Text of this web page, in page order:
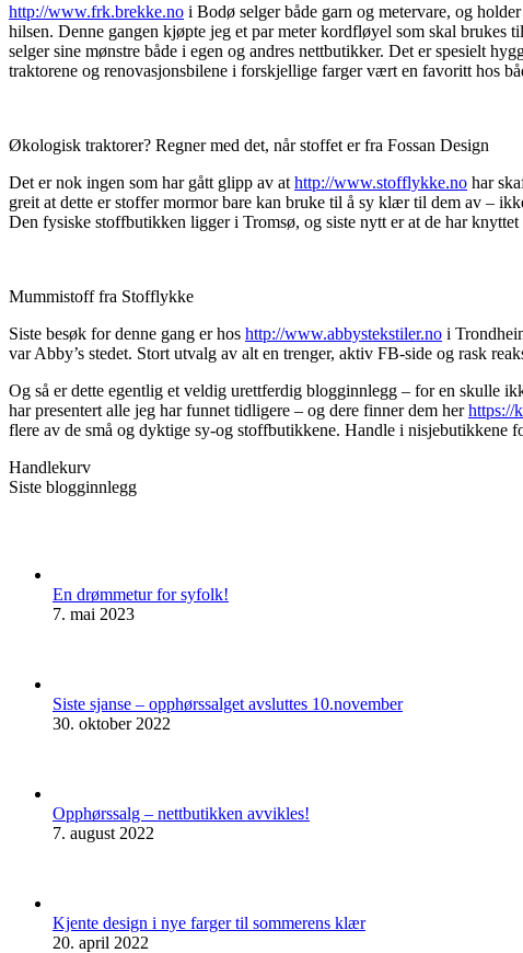
http://www.frk.brekke.no i Bodø selger både garn og metervare, og
hilsen. Denne gangen kjøpte jeg et par meter kordfløyel som skal
selger sine mønstre både i egen og andres nettbutikker. Det er spesielt
traktorene og renovasjonsbilene i forskjellige farger vært en favoritt hos
Økologisk traktorer? Regner med det, når stoffet er fra Fossan Design
Det er nok ingen som har gått glipp av at http://www.stofflykke.no har
greit at dette er stoffer mormor bare kan bruke til å sy klær til dem av –
Den fysiske stoffbutikken ligger i Tromsø, og siste nytt er at de har
Mummistoff fra Stofflykke
Siste besøk for denne gang er hos http://www.abbystekstiler.no i
var Abby’s stedet. Stort utvalg av alt en trenger, aktiv FB-side og rask
Og så er dette egentlig et veldig urettferdig blogginnlegg – for en skulle
har presentert alle jeg har funnet tidligere – og dere finner dem herhttps://
flere av de små og dyktige sy-og stoffbutikkene. Handle i nisjebutikkene
Handlekurv
Siste blogginnlegg
En drømmetur for syfolk!
7. mai 2023
Siste sjanse – opphørssalget avsluttes 10.november
30. oktober 2022
Opphørssalg – nettbutikken avvikles!
7. august 2022
Kjente design i nye farger til sommerens klær
20. april 2022